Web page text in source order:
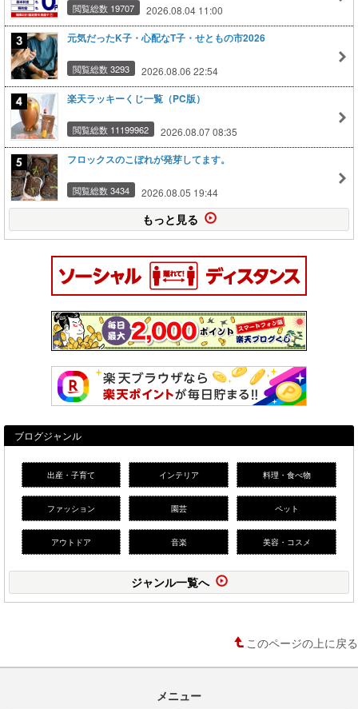
閲覧総数 19707 2026.08.04 11:00
元気だったK子・心配なT子・せともの市2026
閲覧総数 3293 2026.08.06 22:54
楽天ラッキーくじ一覧（PC版）
閲覧総数 11199962 2026.08.07 08:35
フロックスのこぼれが発芽してます。
閲覧総数 3434 2026.08.05 19:44
もっと見る
ブログジャンル
出産・子育て インテリア 料理・食べ物
ファッション 園芸 ペット
アウトドア 音楽 美容・コスメ
ジャンル一覧へ
このページの上に戻る
メニュー